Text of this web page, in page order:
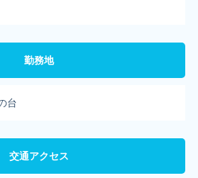
勤務地
台
交通アクセス